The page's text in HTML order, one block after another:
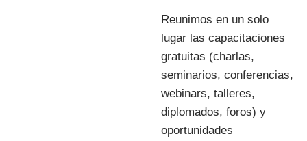
Reunimos en un solo
lugar las capacitaciones
gratuitas (charlas,
seminarios, conferencias,
webinars, talleres,
diplomados, foros) y
oportunidades